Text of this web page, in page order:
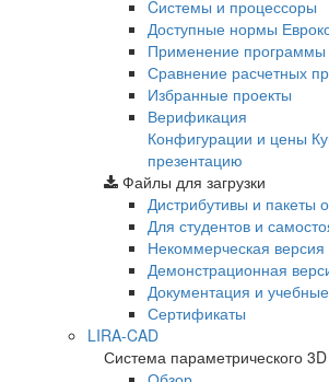
Cистемы и процессоры
Доступные нормы
Применение программы
Сравнение расчетных
Избранные проекты
Верификация
Конфигурации и цены
презентацию
Файлы для загрузки
Дистрибутивы и пакеты
Для студентов и
Некоммерческая версия
Демонстрационная
Документация и
Сертификаты
LIRA-CAD
Система параметрического